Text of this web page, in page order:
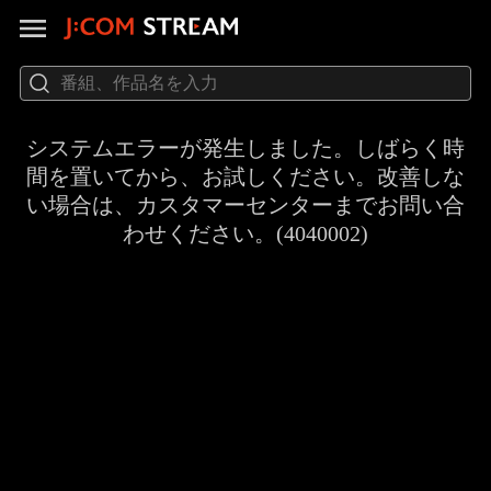
システムエラーが発生しました。しばらく時
間を置いてから、お試しください。改善しな
い場合は、カスタマーセンターまでお問い合
わせください。(4040002)